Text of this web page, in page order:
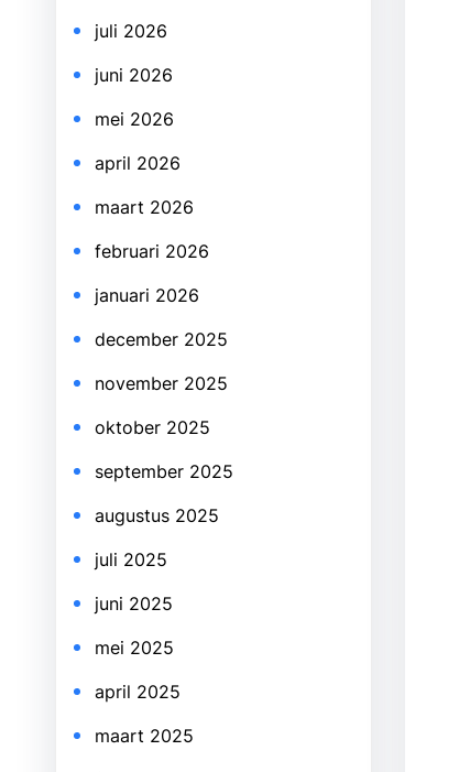
juli 2026
juni 2026
mei 2026
april 2026
maart 2026
februari 2026
januari 2026
december 2025
november 2025
oktober 2025
september 2025
augustus 2025
juli 2025
juni 2025
mei 2025
april 2025
maart 2025